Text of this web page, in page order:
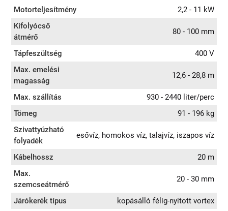
Motorteljesítmény
2,2 - 11 kW
Kifolyócső
átmérő
80 - 100 mm
Tápfeszültség
400 V
Max. emelési
magasság
12,6 - 28,8 m
Max. szállítás
930 - 2440 liter/perc
Tömeg
91 - 196 kg
Szivattyúzható
folyadék
esővíz, homokos víz, talajvíz, iszapos víz
Kábelhossz
20 m
Max.
szemcseátmérő
20 - 30 mm
Járókerék típus
kopásálló félig-nyitott vortex